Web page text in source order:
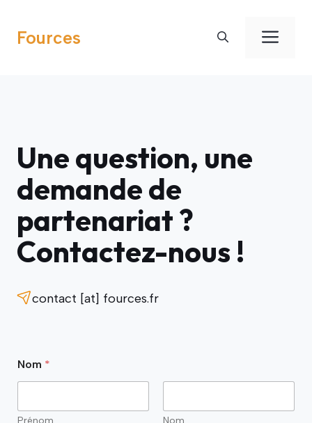
contenu
Fources
Une question, une
demande de
partenariat ?
Contactez-nous !
contact [at] fources.fr
Nom *
Prénom Nom